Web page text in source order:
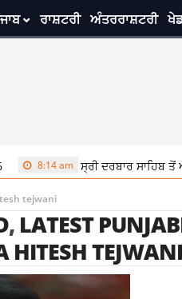
ਰਾਸ਼ਟਰੀ ਅੰਤਰਰਾਸ਼ਟਰੀ
8:14 am ਸ੍ਰੀ ਦਰਬਾਰ ਸਾਹਿਬ ਤੋਂ
tejwani
, LATEST
TEJWANI